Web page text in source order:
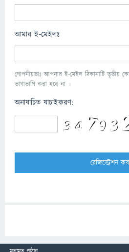
আমার ই-মেইলঃ
গোপনীয়তাঃ আপনার ই-মেইল ঠিকানাটি তৃতীয়
ভাগাভাগি করা হবে না ।
অনাযাচিত যাচাইকরণ: